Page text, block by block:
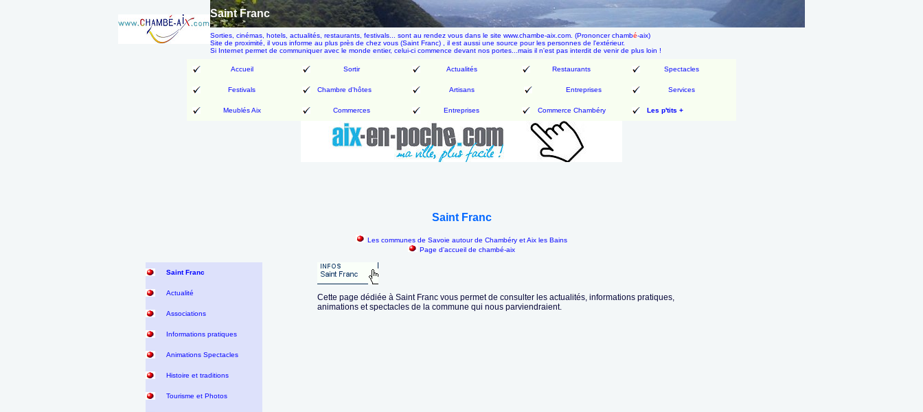
Saint Franc
Sorties, cinémas, hotels, actualités, restaurants, festivals... sont au rendez vous dans le site www.chambe-aix.com. (Prononcer chambé-aix)
Site de proximité, il vous informe au plus près de chez vous (Saint Franc) , il est aussi une source pour les personnes de l'extérieur.
Si Internet permet de communiquer avec le monde entier, celui-ci commence devant nos portes ...mais il n'est pas interdit de venir de plus loin !
Accueil Sortir Actualités Restaurants Spectacles
Festivals Chambre d'hôtes Artisans Entreprises Services
Meublés Aix Commerces Entreprises Commerce Chambéry Les p'tits +
Saint Franc
Les communes de Savoie autour de Chambéry et Aix les Bains
Page d'accueil de chambé-aix
Saint Franc
Actualité
Associations
Informations pratiques
Animations Spectacles
Histoire et traditions
Tourisme et Photos
Cette page dédiée à Saint Franc vous permet de consulter les actualités, informations pratiques,
animations et spectacles de la commune qui nous parviendraient.